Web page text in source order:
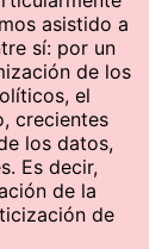
asistido a
sí: por un
de los
el
crecientes
los datos,
Es decir,
de la
de